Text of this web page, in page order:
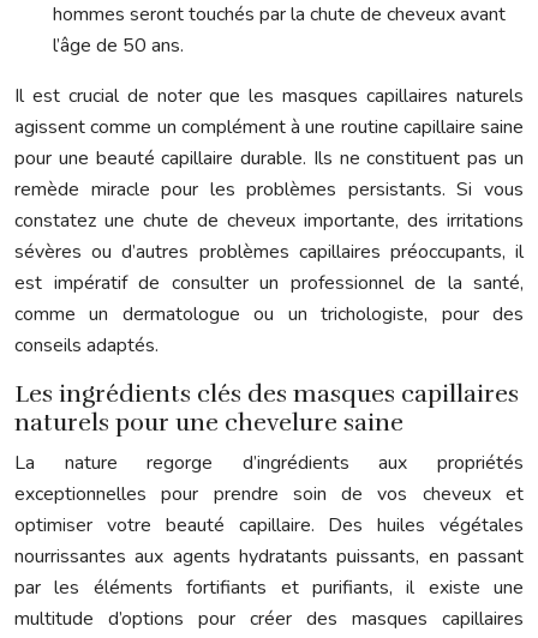
hommes seront touchés par la chute de cheveux avant
l’âge de 50 ans.
Il est crucial de noter que les masques capillaires naturels
agissent comme un complément à une routine capillaire saine
pour une beauté capillaire durable. Ils ne constituent pas un
remède miracle pour les problèmes persistants. Si vous
constatez une chute de cheveux importante, des irritations
sévères ou d’autres problèmes capillaires préoccupants, il
est impératif de consulter un professionnel de la santé,
comme un dermatologue ou un trichologiste, pour des
conseils adaptés.
Les ingrédients clés des masques capillaires
naturels pour une chevelure saine
La nature regorge d’ingrédients aux propriétés
exceptionnelles pour prendre soin de vos cheveux et
optimiser votre beauté capillaire. Des huiles végétales
nourrissantes aux agents hydratants puissants, en passant
par les éléments fortifiants et purifiants, il existe une
multitude d’options pour créer des masques capillaires